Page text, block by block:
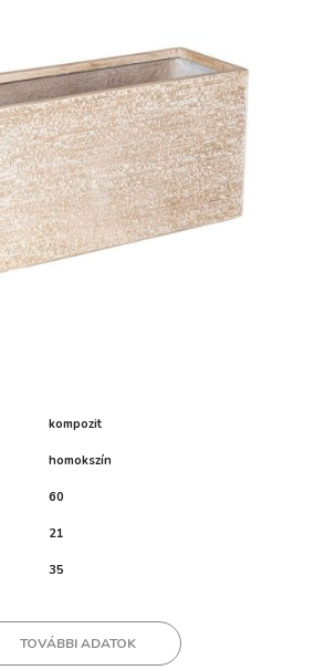
kompozit
homokszín
60
21
35
TOVÁBBI ADATOK